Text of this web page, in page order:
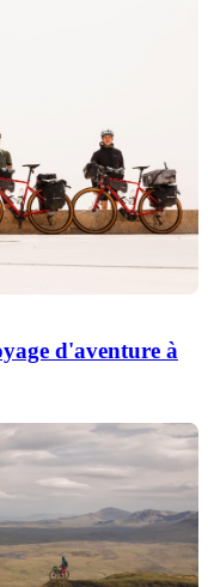
d'aventure à